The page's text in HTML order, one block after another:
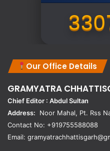
Our Office Details
GRAMYATRA
Chief Editor : Abdul Sultan
Address: Noor Mahal, Pt. Rss
Contact No: +919755588088
Email: